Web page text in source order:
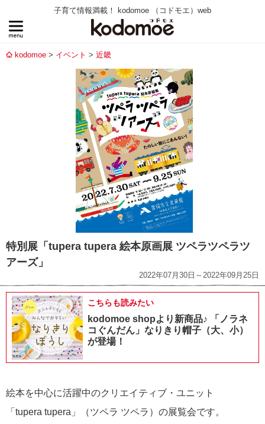
子育て情報満載！ kodomoe （コドモエ）web
kodomoe イベント 近畿
特別展「tupera tupera 絵本原画展 ツペラツペラツ
アーズ」
2022年07月30日～2022年09月25日
こちらも読みたい
kodomoe shopより新商品♪ 「ノラネ
コぐんだん」なりきり帽子（大、小）
が登場！
絵本を中心に活躍中のクリエイティブ・ユニット
「tupera tupera」（ツペラ ツペラ）の展覧会です。